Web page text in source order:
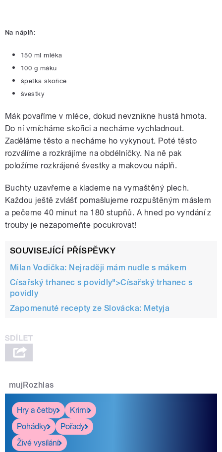
Na náplň:
150 ml mléka
100 g máku
špetka skořice
švestky
Mák povaříme v mléce, dokud nevznikne hustá hmota.
Do ní vmícháme skořici a necháme vychladnout.
Zaděláme těsto a necháme ho vykynout. Poté těsto
rozválíme a rozkrájíme na obdélníčky. Na ně pak
položíme rozkrájené švestky a makovou náplň.
Buchty uzavřeme a klademe na vymaštěný plech.
Každou ještě zvlášť pomašlujeme rozpuštěným máslem
a pečeme 40 minut na 180 stupňů. A hned po vyndání z
trouby je nezapomeňte pocukrovat!
SOUVISEJÍCÍ PŘÍSPĚVKY
Milan Vodička: Nejraději mám nudle s mákem
Císařský trhanec s povidly">Císařský trhanec s
povidly
Zapomenuté recepty ze Slovácka: Metyja
mujRozhlas
Hry a četby
Krimi
Pohádky
Pořady
Živé vysílání